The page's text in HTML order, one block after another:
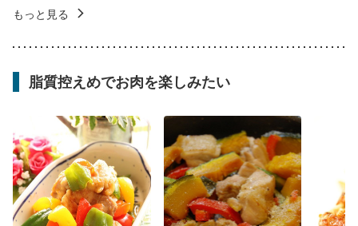
もっと見る
脂質控えめでお肉を楽しみたい